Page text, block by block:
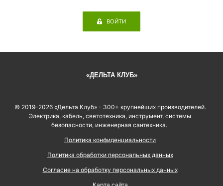
ВОЙТИ
«ДЕЛЬТА КЛУБ»
© 2019–2026 «Дельта Клуб» - 300+ крупнейших производителей.
Электрика, кабель, светотехника, инструмент, системы
безопасности, инженерная сантехника.
Политика конфиденциальности
Политика обработки персональных данных
Согласие на обработку персональных данных